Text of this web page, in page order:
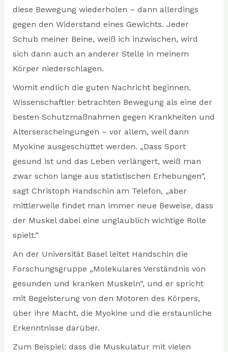
diese Bewegung wiederholen – dann allerdings
gegen den Widerstand eines Gewichts. Jeder
Schub meiner Beine, weiß ich inzwischen, wird
sich dann auch an anderer Stelle in meinem
Körper niederschlagen.
Womit endlich die guten Nachricht beginnen.
Wissenschaftler betrachten Bewegung als eine der
besten Schutzmaßnahmen gegen Krankheiten und
Alterserscheingungen – vor allem, weil dann
Myokine ausgeschüttet werden. „Dass Sport
gesund ist und das Leben verlängert, weiß man
zwar schon lange aus statistischen Erhebungen“,
sagt Christoph Handschin am Telefon, „aber
mittlerweile findet man immer neue Beweise, dass
der Muskel dabei eine unglaublich wichtige Rolle
spielt.“
An der Universität Basel leitet Handschin die
Forschungsgruppe „Molekulares Verständnis von
gesunden und kranken Muskeln“, und er spricht
mit Begeisterung von den Motoren des Körpers,
über ihre Macht, die Myokine und die erstaunliche
Erkenntnisse darüber.
Zum Beispiel: dass die Muskulatur mit vielen